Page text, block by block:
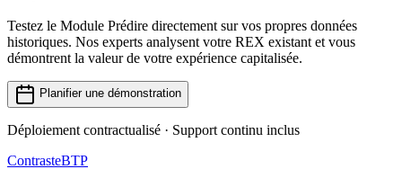
Testez le Module Prédire directement sur vos propres données
historiques. Nos experts analysent votre REX existant et vous
démontrent la valeur de votre expérience capitalisée.
Planifier une démonstration
Déploiement contractualisé · Support continu inclus
ContrasteBTP